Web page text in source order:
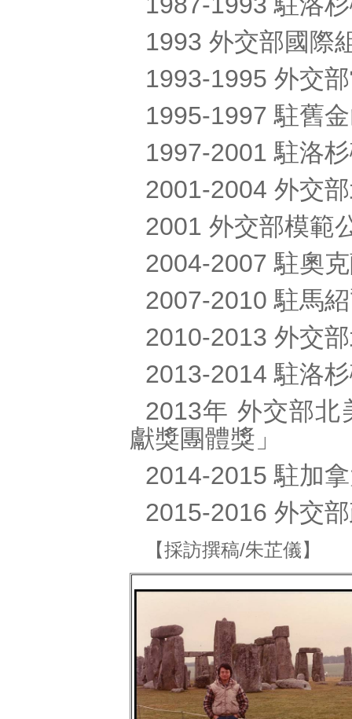
1993 外交部國際
1993-1995 外交
1995-1997 駐舊
1997-2001 駐洛
2001-2004 外交
2001 外交部模範
2004-2007 駐奧
2007-2010 駐馬
2010-2013 外交
2013-2014 駐洛
2013年 外交部北
獻獎團體獎」
2014-2015 駐加
2015-2016 外交
【採訪撰稿/朱芷儀】